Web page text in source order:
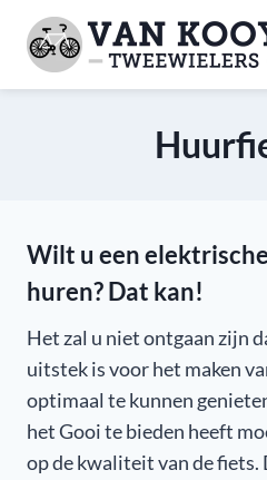
Doorgaan
naar
inhoud
Wilt u een
huren? Dat kan!
Het zal u niet ontgaan zijn
uitstek is voor het maken
optimaal te kunnen
het Gooi te bieden heeft
op de kwaliteit van de